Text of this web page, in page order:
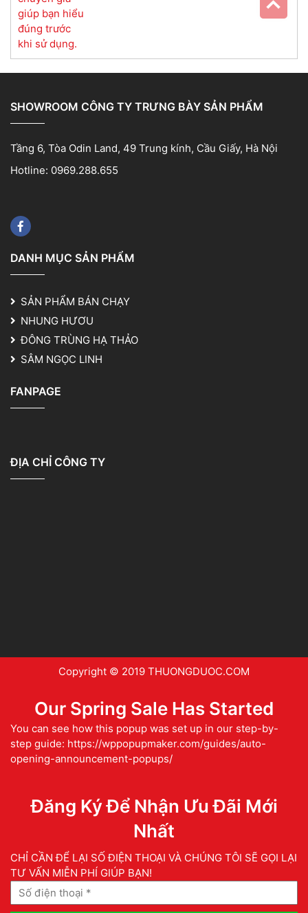
SHOWROOM CÔNG TY TRƯNG BÀY SẢN PHẨM
Tầng 6, Tòa Odin Land, 49 Trung kính, Cầu Giấy, Hà Nội
Hotline: 0969.288.655
DANH MỤC SẢN PHẨM
SẢN PHẨM BÁN CHẠY
NHUNG HƯƠU
ĐÔNG TRÙNG HẠ THẢO
SÂM NGỌC LINH
FANPAGE
ĐỊA CHỈ CÔNG TY
Copyright © 2019 THUONGDUOC.COM
Our Spring Sale Has Started
You can see how this popup was set up in our step-by-
step guide: https://wppopupmaker.com/guides/auto-
opening-announcement-popups/
Đăng Ký Để Nhận Ưu Đãi Mới
Nhất
CHỈ CẦN ĐỂ LẠI SỐ ĐIỆN THOẠI VÀ CHÚNG TÔI SẼ GỌI LẠI
TƯ VẤN MIỄN PHÍ GIÚP BẠN!